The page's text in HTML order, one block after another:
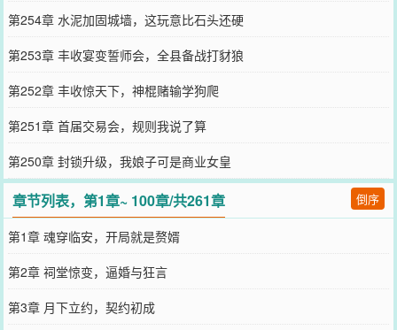
第254章 水泥加固城墙，这玩意比石头还硬
第253章 丰收宴变誓师会，全县备战打豺狼
第252章 丰收惊天下，神棍赌输学狗爬
第251章 首届交易会，规则我说了算
第250章 封锁升级，我娘子可是商业女皇
章节列表，第1章~ 100章/共261章 倒序
第1章 魂穿临安，开局就是赘婿
第2章 祠堂惊变，逼婚与狂言
第3章 月下立约，契约初成